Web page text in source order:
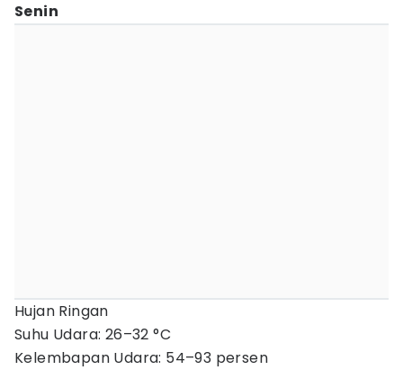
Senin
Hujan Ringan
Suhu Udara: 26–32 °C
Kelembapan Udara: 54–93 persen